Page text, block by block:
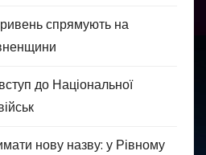
спрямують на
до Національної
нову назву: у Рівному